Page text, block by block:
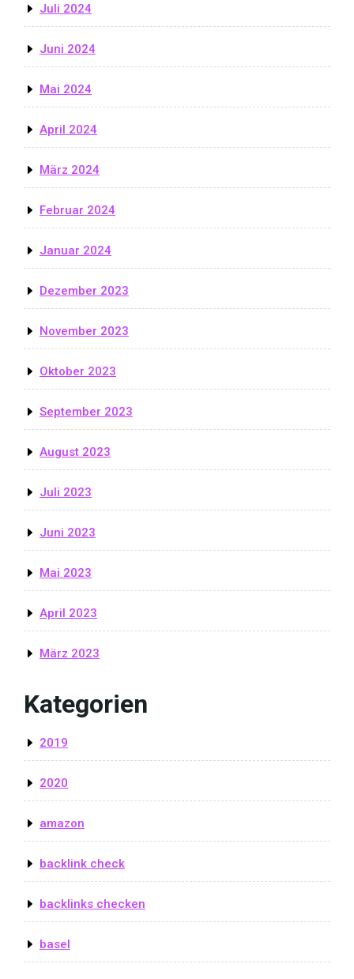
Juli 2024
Juni 2024
Mai 2024
April 2024
März 2024
Februar 2024
Januar 2024
Dezember 2023
November 2023
Oktober 2023
September 2023
August 2023
Juli 2023
Juni 2023
Mai 2023
April 2023
März 2023
Kategorien
2019
2020
amazon
backlink check
backlinks checken
basel